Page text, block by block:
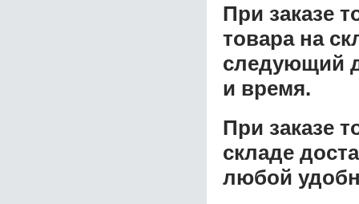
При заказе
товара на
следующий
и время.
При заказе
складе
любой